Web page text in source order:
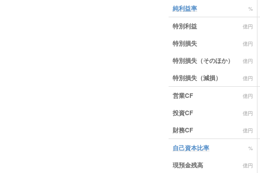
純利益率 %
特別利益 億円
特別損失 億円
特別損失（そのほか） 億円
特別損失（減損） 億円
営業CF 億円
投資CF 億円
財務CF 億円
自己資本比率 %
現預金残高 億円